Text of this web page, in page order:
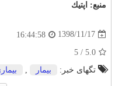
منبع: اپتیك
1398/11/17
16:44:58
5.0
/
5
تگهای خبر:
بیمار